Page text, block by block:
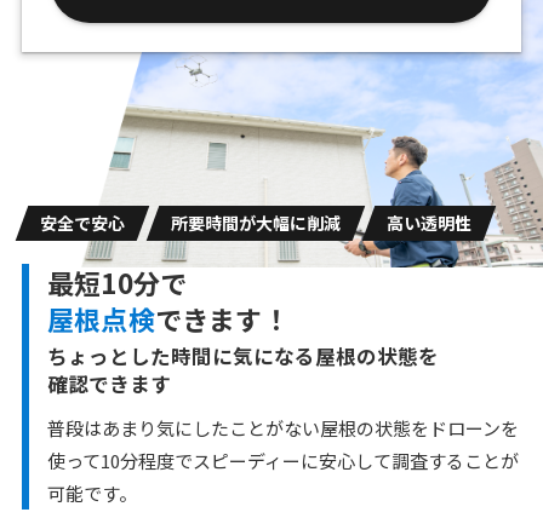
安全で安心 所要時間が大幅に削減 高い透明性
最短10分で
屋根点検できます！
ちょっとした時間に気になる屋根の状態を
確認できます
普段はあまり気にしたことがない屋根の状態をドローンを
使って10分程度でスピーディーに安心して調査することが
可能です。